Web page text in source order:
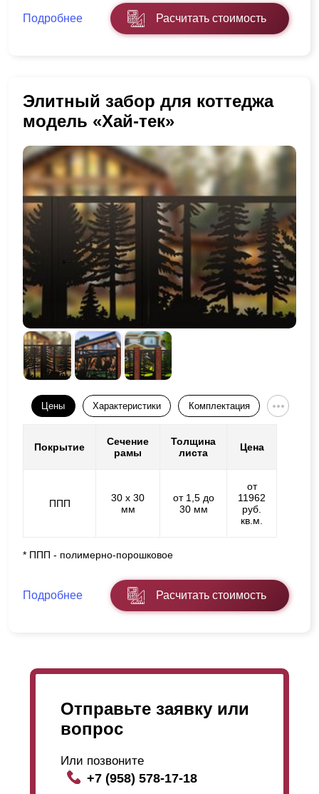
Подробнее Расчитать стоимость
Элитный забор для коттеджа
модель «Хай-тек»
Цены Характеристики Комплектация
Покрытие
Сечение
рамы
Толщина
листа
Цена
ППП
30 х 30
мм
от 1,5 до
30 мм
от
11962
руб.
кв.м.
* ППП - полимерно-порошковое
Подробнее Расчитать стоимость
Отправьте заявку или
вопрос
Или позвоните
+7 (958) 578-17-18